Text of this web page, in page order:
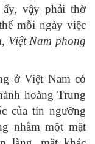
ấy, vậy phải thờ
mỗi ngày việc
Việt Nam phong
ở Việt Nam có
hoàng Trung
của tín ngưỡng
nhằm một mặt